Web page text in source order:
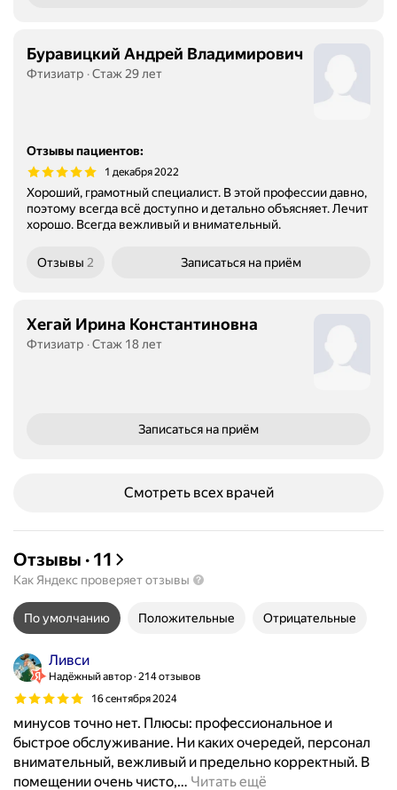
Буравицкий Андрей Владимирович
Фтизиатр Стаж 29 лет
Отзывы пациентов:
1 декабря 2022
Хороший, грамотный специалист. В этой профессии давно,
поэтому всегда всё доступно и детально объясняет. Лечит
хорошо. Всегда вежливый и внимательный.
Отзывы 2 Записаться на приём
Хегай Ирина Константиновна
Фтизиатр Стаж 18 лет
Записаться на приём
Смотреть всех врачей
Отзывы · 11
Как Яндекс проверяет отзывы
По умолчанию Положительные Отрицательные
Ливси
Надёжный автор 214 отзывов
16 сентября 2024
минусов точно нет. Плюсы: профессиональное и
быстрое обслуживание. Ни каких очередей, персонал
внимательный, вежливый и предельно корректный. В
помещении очень чисто,… Читать ещё